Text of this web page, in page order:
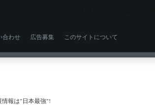
合わせ 広告募集 このサイトについて
情報は"日本最強"!